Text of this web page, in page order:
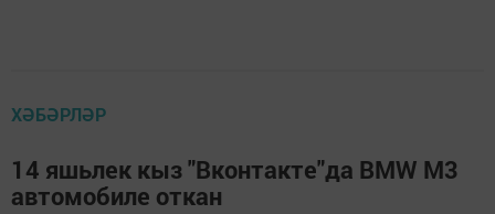
ХӘБӘРЛӘР
14 яшьлек кыз "Вконтакте"да BMW M3
автомобиле откан